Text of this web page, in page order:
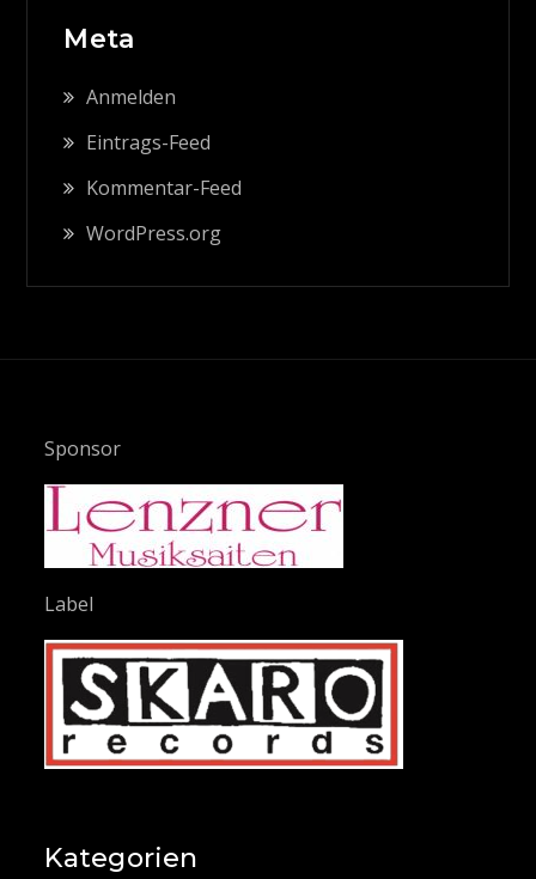
Meta
Anmelden
Eintrags-Feed
Kommentar-Feed
WordPress.org
Sponsor
Label
Kategorien